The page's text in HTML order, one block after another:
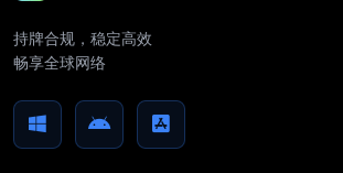
持牌合规，稳定高效
畅享全球网络